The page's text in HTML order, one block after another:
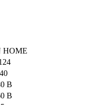
HOME
В
В